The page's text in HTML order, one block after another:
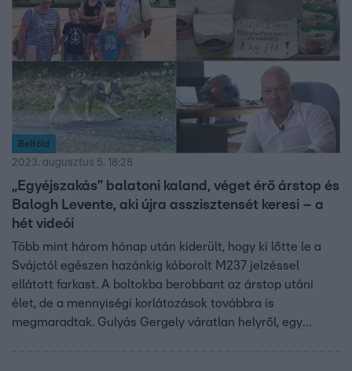
Belföld
2023. augusztus 5. 18:28
„Egyéjszakás” balatoni kaland, véget érő árstop és
Balogh Levente, aki újra asszisztensét keresi – a
hét videói
Több mint három hónap után kiderült, hogy ki lőtte le a
Svájctól egészen hazánkig kóborolt M237 jelzéssel
ellátott farkast. A boltokba berobbant az árstop utáni
élet, de a mennyiségi korlátozások továbbra is
megmaradtak. Gulyás Gergely váratlan helyről, egy